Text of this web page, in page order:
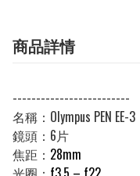
商品詳情
-------------------------
名稱：Olympus PEN EE-3
鏡頭：6片
焦距： 28mm